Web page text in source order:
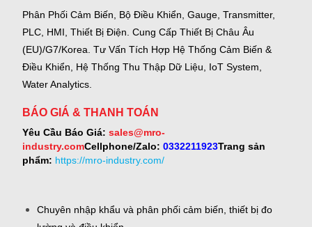
Phân Phối Cảm Biến, Bộ Điều Khiển, Gauge, Transmitter,
PLC, HMI, Thiết Bị Điện. Cung Cấp Thiết Bị Châu Âu
(EU)/G7/Korea. Tư Vấn Tích Hợp Hệ Thống Cảm Biến &
Điều Khiển, Hệ Thống Thu Thập Dữ Liệu, IoT System,
Water Analytics.
BÁO GIÁ & THANH TOÁN
Yêu Cầu Báo Giá: sales@mro-
industry.comCellphone/Zalo: 0332211923Trang sản
phẩm: https://mro-industry.com/
Chuyên nhập khẩu và phân phối cảm biến, thiết bị đo